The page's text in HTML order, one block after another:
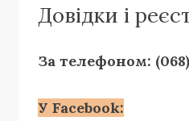
Довідки і
За телефоном: (068)
У Facebook: